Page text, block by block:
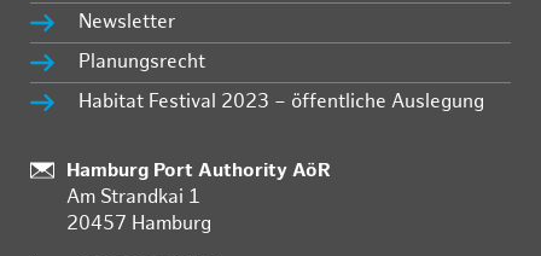
Newsletter
Planungsrecht
Habitat Festival 2023 – öffentliche Auslegung
Standort:
Hamburg Port Authority AöR
Am Strandkai 1
20457 Hamburg